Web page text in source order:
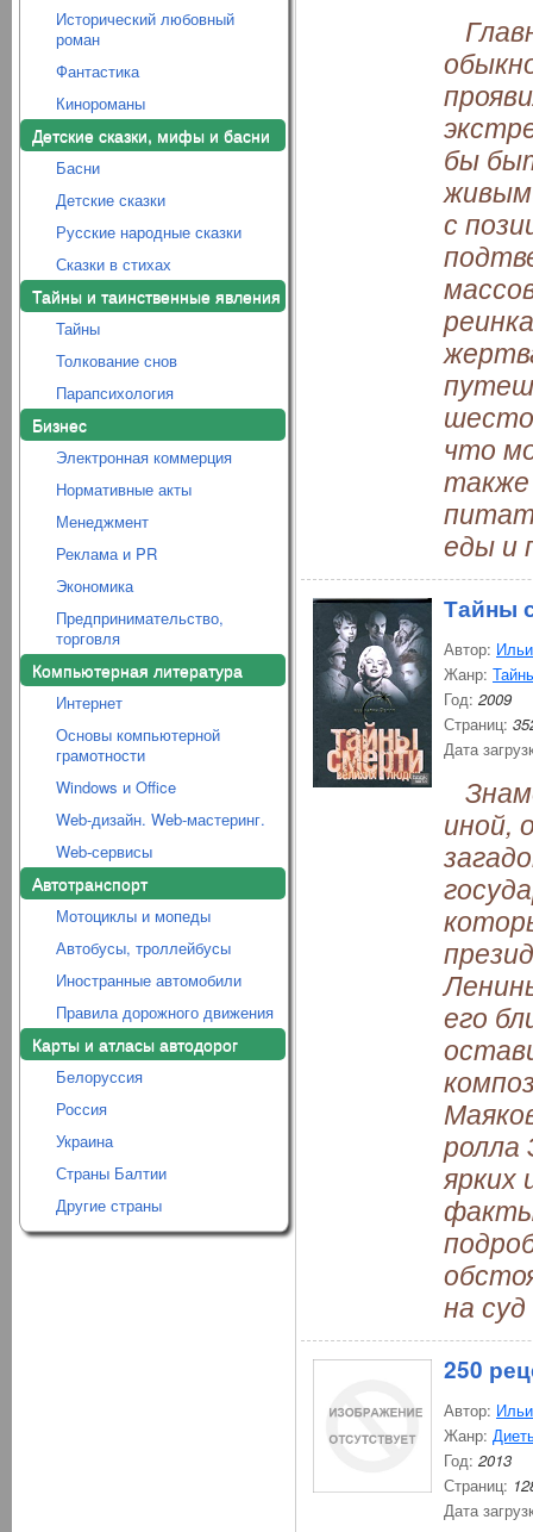
Исторический любовный
роман
Фантастика
Кинороманы
Детские сказки, мифы и басни
Басни
Детские сказки
Русские народные сказки
Сказки в стихах
Тайны и таинственные явления
Тайны
Толкование снов
Парапсихология
Бизнес
Электронная коммерция
Нормативные акты
Менеджмент
Реклама и PR
Экономика
Предпринимательство,
торговля
Компьютерная литература
Интернет
Основы компьютерной
грамотности
Windows и Office
Web-дизайн. Web-мастеринг.
Web-сервисы
Автотранспорт
Мотоциклы и мопеды
Автобусы, троллейбусы
Иностранные автомобили
Правила дорожного движения
Карты и атласы автодорог
Белоруссия
Россия
Украина
Страны Балтии
Другие страны
бы
с
что
также
еды и
Тайны
Автор:
Жанр:
Год: 2009
Страниц:
Дата
иной,
его
ролла
ярких
на
250
Автор:
Жанр:
Год: 2013
Страниц:
Дата